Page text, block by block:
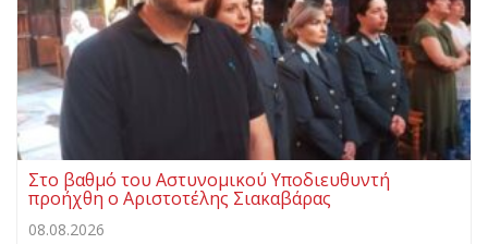
Στο βαθμό του Αστυνομικού Υποδιευθυντή
προήχθη ο Αριστοτέλης Σιακαβάρας
08.08.2026